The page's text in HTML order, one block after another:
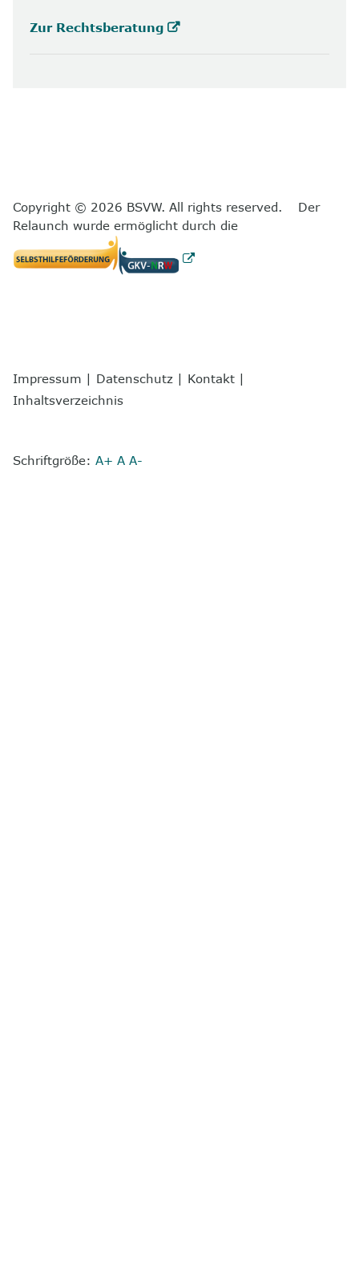
Zur Rechtsberatung
Copyright © 2026 BSVW. All rights reserved. Der
Relaunch wurde ermöglicht durch die
Impressum | Datenschutz | Kontakt |
Inhaltsverzeichnis
Schriftgröße: A+ A A-